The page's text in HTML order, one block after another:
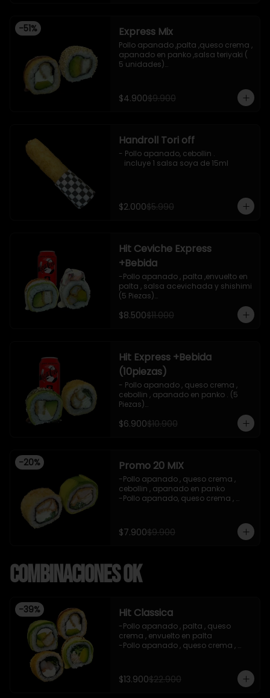
-51% Express Mix
Pollo apanado ,palta ,queso crema ,
apanado en panko ,salsa teriyaki (
5 unidades)
incluye 1 salsa de soya de 15 ml
$4.900$9.900
Handroll Tori off
- Pollo apanado, cebollin .
   incluye 1 salsa soya de 15ml
$2.000$5.990
Hit Ceviche Express
+Bebida
-Pollo apanado , palta ,envuelto en
palta , salsa acevichada y shishimi
(5 Piezas)
-Camaron cocido , palta ,ceviche
mixto , salsa acevichada ( 5 Piezas)
-Incluye 1 bebida (coca cola zero), Y
$8.500$11.000
Hit Express +Bebida
(10piezas)
- Pollo apanado , queso crema ,
cebollin , apanado en panko . (5
Piezas)
palta ,envuelto en palta , salsa
-Imagen referencial .
$6.900$10.900
-20% Promo 20 MIX
-Pollo apanado , queso crema ,
cebollin , apanado en panko
-Pollo apanado, queso crema ,
-incluye 1 salsa de soya , 1 salsa
teriyaki
$7.900$9.900
Combinaciones OK
-39% Hit Classica
-Pollo apanado , palta , queso
crema , envuelto en palta
-Pollo apanado , queso crema ,
-Camaron cocido ,queso crema ,
cebollin , apanado en panko .
$13.900$22.900